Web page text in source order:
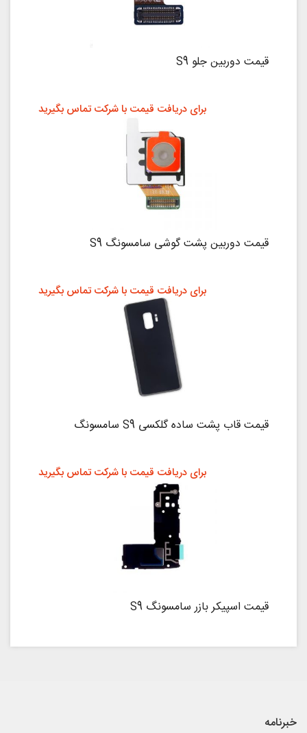
قیمت دوربین جلو S9
قیمت دوربین پشت گوشی سامسونگ S9
برای دریافت قیمت با شرکت تماس بگیرید
قیمت قاب پشت ساده گلکسی S9 سامسونگ
برای دریافت قیمت با شرکت تماس بگیرید
قیمت اسپیکر بازر سامسونگ S9
برای دریافت قیمت با شرکت تماس بگیرید
خبرنامه